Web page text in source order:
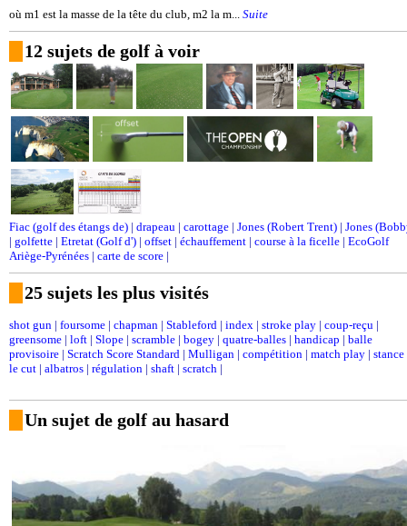
où m1 est la masse de la tête du club, m2 la m... Suite
12 sujets de golf à voir
Fiac (golf des étangs de) | drapeau | carottage | Jones (Robert Trent) | Jones
| golfette | Etretat (Golf d') | offset | échauffement | course à la ficelle | EcoGolf
Ariège-Pyrénées | carte de score |
25 sujets les plus visités
shot gun | foursome | chapman | Stableford | index | stroke play | coup-reçu |
greensome | loft | Slope | scramble | bogey | quatre-balles | handicap | balle
provisoire | Scratch Score Standard | Mulligan | compétition | match play | stance
le cut | albatros | régulation | shaft | scratch |
Un sujet de golf au hasard